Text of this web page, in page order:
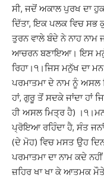
ਸੀ, ਜਦੋਂ ਅਕਾਲ ਪੁਰਖ ਦਾ
ਦਿੱਤਾ, ਇਕ ਪਲਕ ਵਿਚ
ਤੁਰਨ ਵਾਲੇ ਬੰਦੇ ਨੇ ਨਾਹ ਨਾਮ
ਆਚਰਨ ਬਣਾਇਆ। ਇਸ
ਰਿਹਾ।੧।ਜਿਸ ਮਨੁੱਖ ਦਾ
ਪਰਮਾਤਮਾ ਦੇ ਨਾਮ ਨੂੰ ਅਸਲ
ਹਾਂ, ਗੁਰੂ ਤੋਂ ਸਦਕੇ ਜਾਂਦਾ ਹਾਂ
ਹੀ ਅਸਲ ਮਿਤ੍ਰ ਹੈ) ।੧।
ਪ੍ਰੋਇਆ ਰਹਿੰਦਾ ਹੈ, ਸੰਤ
(ਦੇ ਮੋਹ) ਵਿਚ ਮਸਤ ਉਹ ਦਿਨ
ਪਰਮਾਤਮਾ ਦਾ ਨਾਮ ਕਦੇ
ਜ਼ਹਿਰ ਖਾ ਖਾ ਕੇ ਆਤਮਕ